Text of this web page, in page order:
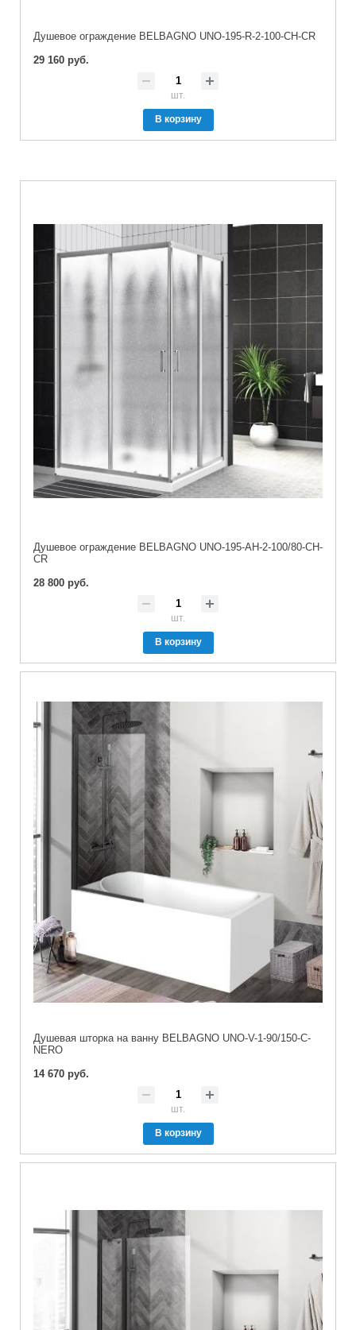
Душевое ограждение BELBAGNO UNO-195-R-2-100-CH-CR
29 160 руб.
шт.
В корзину
Душевое ограждение BELBAGNO UNO-195-AH-2-100/80-CH-
CR
28 800 руб.
шт.
В корзину
Душевая шторка на ванну BELBAGNO UNO-V-1-90/150-C-
NERO
14 670 руб.
шт.
В корзину